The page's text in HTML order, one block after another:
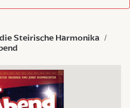
Steirische Harmonika